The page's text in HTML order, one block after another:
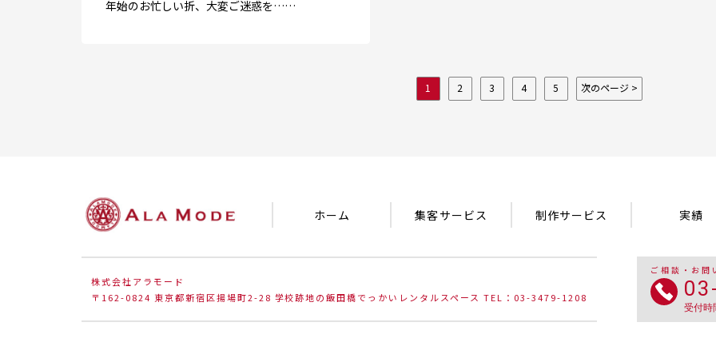
年始のお忙しい折、大変ご迷惑を……
1 2 3 4 5 次のページ >
ホーム 集客サービス 制作サービス 実績
株式会社アラモード
〒162-0824 東京都新宿区揚場町2-28 学校跡地の飯田橋でっかいレンタルスペース TEL：03-3479-1208
ご相談・お問
受付時